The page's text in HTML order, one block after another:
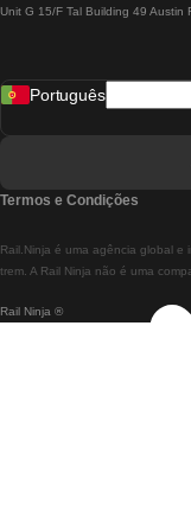
Unit G 15/F Tal Building 49 Austin
Rail Ninja ®
Rail.Ninja é uma agência global
trem. A Rail Ninja não é uma
Português
Termos e Condições